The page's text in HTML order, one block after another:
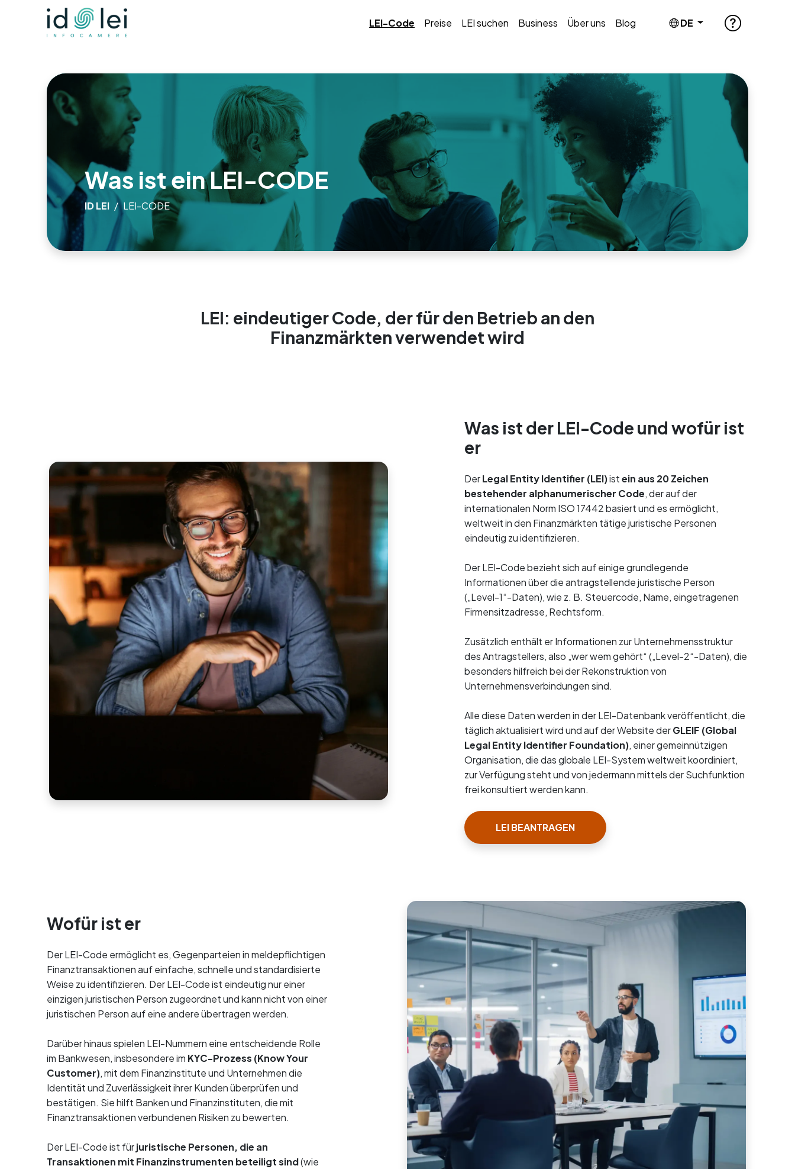
LEI-Code Preise LEI suchen Business Über uns Blog DE
Was ist ein LEI-CODE
ID LEI LEI-CODE
LEI: eindeutiger Code, der für den Betrieb an den
Finanzmärkten verwendet wird
Was ist der LEI-Code und wofür ist
er
DerLegal Entity Identifier (LEI)istein aus 20 Zeichen
bestehender alphanumerischer Code, der auf der
internationalen Norm ISO 17442 basiert und es ermöglicht,
weltweit in den Finanzmärkten tätige juristische Personen
eindeutig zu identifizieren.
Der LEI-Code bezieht sich auf einige grundlegende
Informationen über die antragstellende juristische Person
(„Level-1“-Daten), wie z. B. Steuercode, Name, eingetragenen
Firmensitzadresse, Rechtsform.
Zusätzlich enthält er Informationen zur Unternehmensstruktur
des Antragstellers, also „wer wem gehört“ („Level-2“-Daten), die
besonders hilfreich bei der Rekonstruktion von
Unternehmensverbindungen sind.
Alle diese Daten werden in der LEI-Datenbank veröffentlicht, die
täglich aktualisiert wird und auf der Website derGLEIF (Global
Legal Entity Identifier Foundation), einer gemeinnützigen
Organisation, die das globale LEI-System weltweit koordiniert,
zur Verfügung steht und von jedermann mittels der Suchfunktion
frei konsultiert werden kann.
LEI BEANTRAGEN
Wofür ist er
Der LEI-Code ermöglicht es, Gegenparteien in meldepflichtigen
Finanztransaktionen auf einfache, schnelle und standardisierte
Weise zu identifizieren. Der LEI-Code ist eindeutig nur einer
einzigen juristischen Person zugeordnet und kann nicht von einer
juristischen Person auf eine andere übertragen werden.
Darüber hinaus spielen LEI-Nummern eine entscheidende Rolle
im Bankwesen, insbesondere im KYC-Prozess (Know Your
Customer), mit dem Finanzinstitute und Unternehmen die
Identität und Zuverlässigkeit ihrer Kunden überprüfen und
bestätigen. Sie hilft Banken und Finanzinstituten, die mit
Finanztransaktionen verbundenen Risiken zu bewerten.
Der LEI-Code ist fürjuristische Personen, die an
Transaktionen mit Finanzinstrumenten beteiligt sind(wie